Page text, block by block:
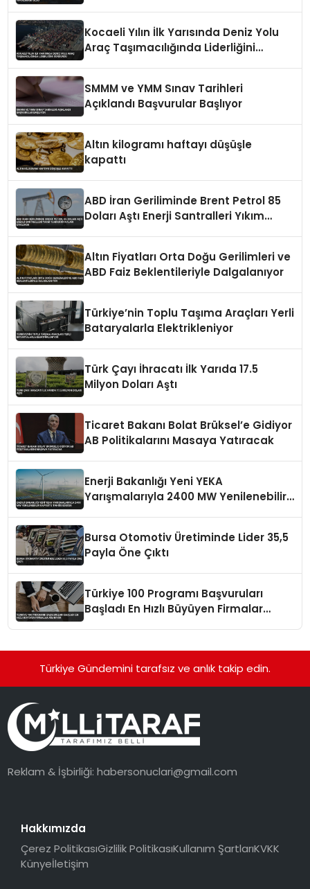
Kocaeli Yılın İlk Yarısında Deniz Yolu
Araç Taşımacılığında Liderliğini
SMMM ve YMM Sınav Tarihleri
Açıklandı Başvurular Başlıyor
Altın kilogramı haftayı düşüşle
kapattı
ABD İran Geriliminde Brent Petrol 85
Doları Aştı Enerji Santralleri Yıkım
Altın Fiyatları Orta Doğu Gerilimleri ve
ABD Faiz Beklentileriyle Dalgalanıyor
Türkiye’nin Toplu Taşıma Araçları Yerli
Bataryalarla Elektrikleniyor
Türk Çayı İhracatı İlk Yarıda 17.5
Milyon Doları Aştı
Ticaret Bakanı Bolat Brüksel’e Gidiyor
AB Politikalarını Masaya Yatıracak
Enerji Bakanlığı Yeni YEKA
Yarışmalarıyla 2400 MW Yenilenebilir
Bursa Otomotiv Üretiminde Lider 35,5
Payla Öne Çıktı
Türkiye 100 Programı Başvuruları
Başladı En Hızlı Büyüyen Firmalar
Türkiye Gündemini tarafsız ve anlık takip edin.
Reklam & İşbirliği:habersonuclari@gmail.com
Hakkımızda
Çerez PolitikasıGizlilik PolitikasıKullanım ŞartlarıKVKK
Künyeİletişim